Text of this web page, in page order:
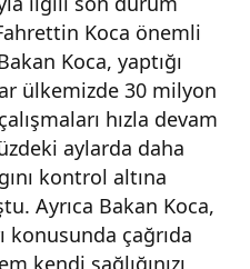
Koca önemli
Koca, yaptığı
ülkemizde 30 milyon
hızla devam
aylarda daha
kontrol altına
Ayrıca Bakan Koca,
konusunda çağrıda
kendi sağlığınızı